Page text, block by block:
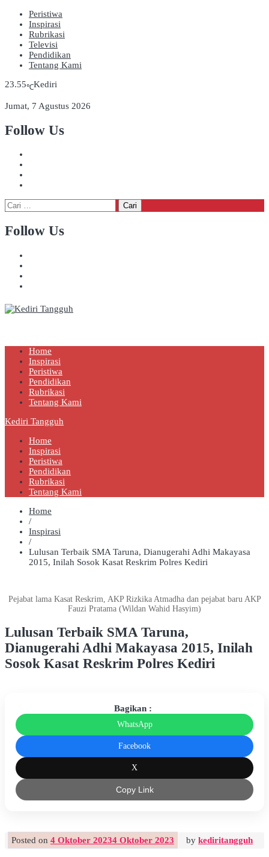
Peristiwa
Inspirasi
Rubrikasi
Televisi
Pendidikan
Tentang Kami
23.55℃Kediri
Jumat, 7 Agustus 2026
Follow Us
Cari
untuk:
Follow Us
Home
Inspirasi
Peristiwa
Pendidikan
Rubrikasi
Tentang Kami
Kediri Tangguh
Home
Inspirasi
Peristiwa
Pendidikan
Rubrikasi
Tentang Kami
Home
/
Inspirasi
/
Lulusan Terbaik SMA Taruna, Dianugerahi Adhi Makayasa
2015, Inilah Sosok Kasat Reskrim Polres Kediri
Pejabat lama Kasat Reskrim, AKP Rizkika Atmadha dan pejabat baru AKP
Fauzi Pratama (Wildan Wahid Hasyim)
Lulusan Terbaik SMA Taruna,
Dianugerahi Adhi Makayasa 2015, Inilah
Sosok Kasat Reskrim Polres Kediri
Bagikan :
WhatsApp
Facebook
X
Copy Link
Posted on 4 Oktober 20234 Oktober 2023 by kediritangguh